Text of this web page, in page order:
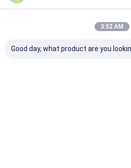
3:52 AM
Good day, what product are you